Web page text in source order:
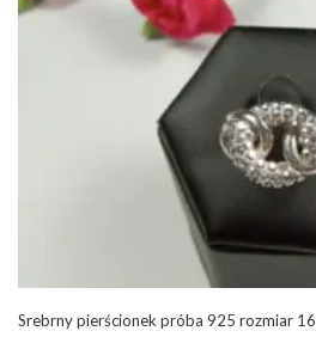
Srebrny pierścionek próba 925 rozmiar 16